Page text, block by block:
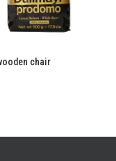
chair